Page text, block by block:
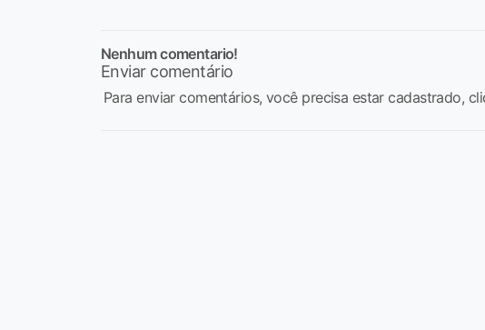
Nenhum comentario!
Enviar comentário
Para enviar comentários, você precisa estar cadastrado,